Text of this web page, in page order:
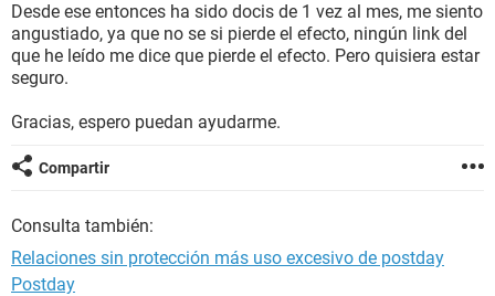
GLOSARIO
Desde ese entonces ha sido docis de 1 vez al mes, me siento
angustiado, ya que no se si pierde el efecto, ningún link del
que he leído me dice que pierde el efecto. Pero quisiera estar
seguro.
Gracias, espero puedan ayudarme.
Compartir
Consulta también:
Relaciones sin protección más uso excesivo de postday
Postday